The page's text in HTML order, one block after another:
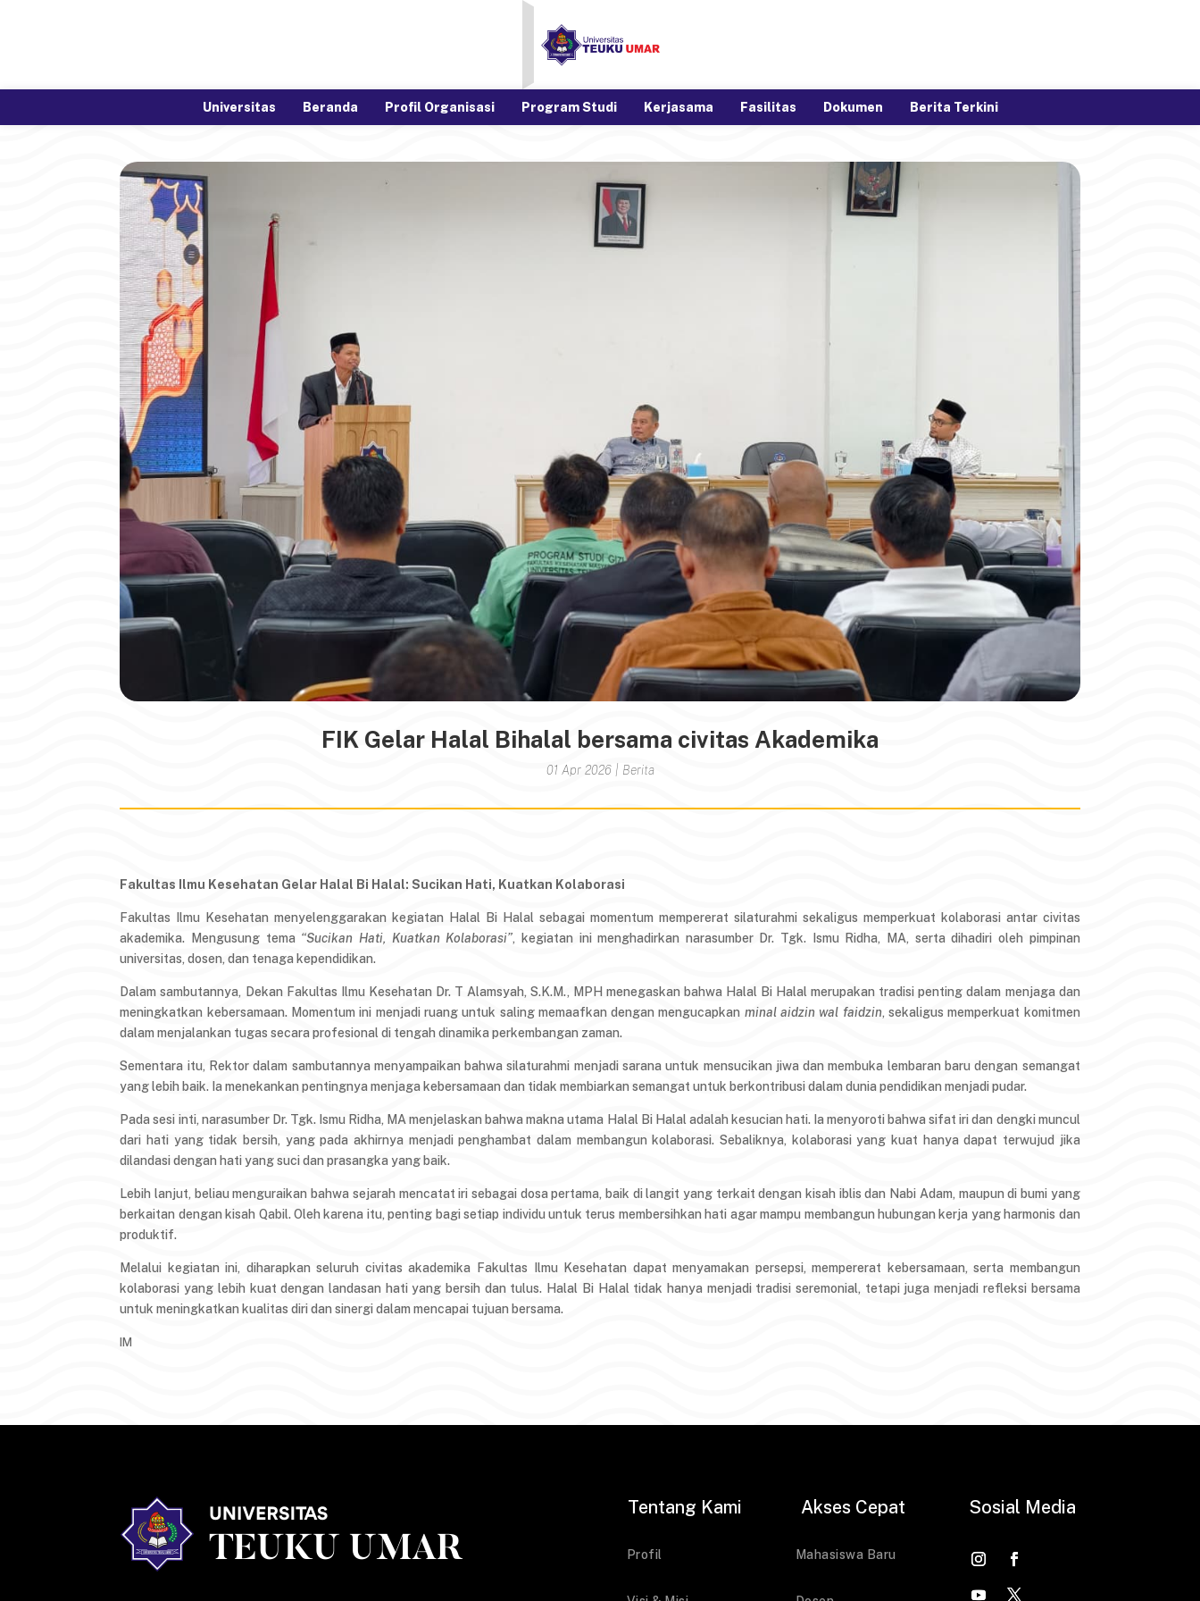
Universitas Beranda Profil Organisasi Program Studi Kerjasama Fasilitas Dokumen Berita Terkini
FIK Gelar Halal Bihalal bersama civitas Akademika
01 Apr 2026| Berita
Fakultas Ilmu Kesehatan Gelar Halal Bi Halal: Sucikan Hati, Kuatkan Kolaborasi
Fakultas Ilmu Kesehatan menyelenggarakan kegiatan Halal Bi Halal sebagai momentum mempererat silaturahmi sekaligus memperkuat kolaborasi antar civitas
akademika. Mengusung tema “Sucikan Hati, Kuatkan Kolaborasi”, kegiatan ini menghadirkan narasumber Dr. Tgk. Ismu Ridha, MA, serta dihadiri oleh pimpinan
universitas, dosen, dan tenaga kependidikan.
Dalam sambutannya, Dekan Fakultas Ilmu Kesehatan Dr. T Alamsyah, S.K.M., MPH menegaskan bahwa Halal Bi Halal merupakan tradisi penting dalam menjaga dan
meningkatkan kebersamaan. Momentum ini menjadi ruang untuk saling memaafkan dengan mengucapkan minal aidzin wal faidzin, sekaligus memperkuat komitmen
dalam menjalankan tugas secara profesional di tengah dinamika perkembangan zaman.
Sementara itu, Rektor dalam sambutannya menyampaikan bahwa silaturahmi menjadi sarana untuk mensucikan jiwa dan membuka lembaran baru dengan semangat
yang lebih baik. Ia menekankan pentingnya menjaga kebersamaan dan tidak membiarkan semangat untuk berkontribusi dalam dunia pendidikan menjadi pudar.
Pada sesi inti, narasumber Dr. Tgk. Ismu Ridha, MA menjelaskan bahwa makna utama Halal Bi Halal adalah kesucian hati. Ia menyoroti bahwa sifat iri dan dengki muncul
dari hati yang tidak bersih, yang pada akhirnya menjadi penghambat dalam membangun kolaborasi. Sebaliknya, kolaborasi yang kuat hanya dapat terwujud jika
dilandasi dengan hati yang suci dan prasangka yang baik.
Lebih lanjut, beliau menguraikan bahwa sejarah mencatat iri sebagai dosa pertama, baik di langit yang terkait dengan kisah iblis dan Nabi Adam, maupun di bumi yang
berkaitan dengan kisah Qabil. Oleh karena itu, penting bagi setiap individu untuk terus membersihkan hati agar mampu membangun hubungan kerja yang harmonis dan
produktif.
Melalui kegiatan ini, diharapkan seluruh civitas akademika Fakultas Ilmu Kesehatan dapat menyamakan persepsi, mempererat kebersamaan, serta membangun
kolaborasi yang lebih kuat dengan landasan hati yang bersih dan tulus. Halal Bi Halal tidak hanya menjadi tradisi seremonial, tetapi juga menjadi refleksi bersama
untuk meningkatkan kualitas diri dan sinergi dalam mencapai tujuan bersama.
IM
Tentang Kami
Profil
Akses Cepat
Mahasiswa Baru
Sosial Media